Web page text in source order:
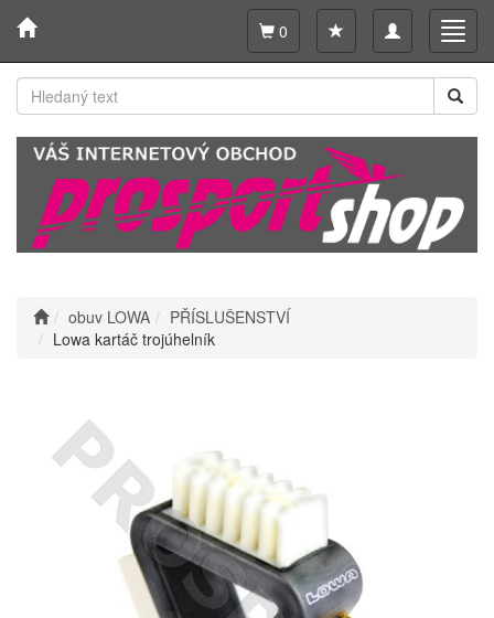
Toggle
navigation
0
obuv LOWA
PŘÍSLUŠENSTVÍ
Lowa kartáč trojúhelník